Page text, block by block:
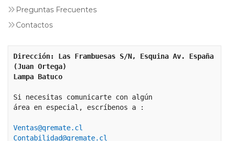
Preguntas Frecuentes
Contactos
Dirección: Las Frambuesas S/N, Esquina Av. España
(Juan Ortega)
Lampa Batuco
Si necesitas comunicarte con algún
área en especial, escríbenos a :
Ventas@qremate.cl
Contabilidad@qremate.cl